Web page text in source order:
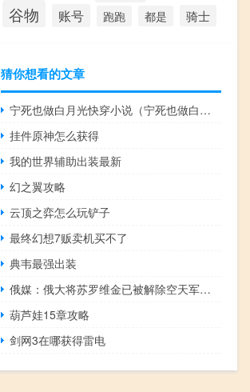
谷物 账号 跑跑 都是 骑士
猜你想看的文章
宁死也做白月光快穿小说（宁死也做白月光）
挂件原神怎么获得
我的世界辅助出装最新
幻之翼攻略
云顶之弈怎么玩铲子
最终幻想7贩卖机买不了
典韦最强出装
俄媒：俄大将苏罗维金已被解除空天军司令职务
葫芦娃15章攻略
剑网3在哪获得雷电